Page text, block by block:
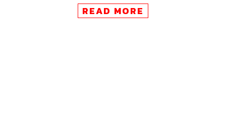
มาตรการสร้างอาชีพ เสริมรายได้ ด้วยความมุ่งมั่นที่จะ
READ MORE